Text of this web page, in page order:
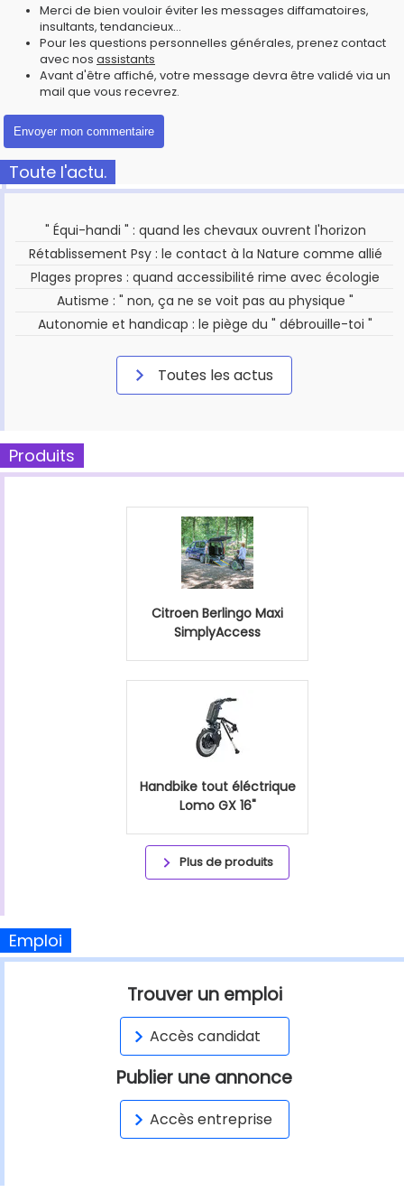
Merci de bien vouloir éviter les messages diffamatoires,
insultants, tendancieux...
Pour les questions personnelles générales, prenez contact
avec nos assistants
Avant d'être affiché, votre message devra être validé via un
mail que vous recevrez.
Toute l'actu.
" Équi-handi " : quand les chevaux ouvrent l'horizon
Rétablissement Psy : le contact à la Nature comme allié
Plages propres : quand accessibilité rime avec écologie
Autisme : " non, ça ne se voit pas au physique "
Autonomie et handicap : le piège du " débrouille-toi "
Toutes les actus
Produits
Citroen Berlingo Maxi
SimplyAccess
Handbike tout éléctrique
Lomo GX 16"
Plus de produits
Emploi
Trouver un emploi
Accès candidat
Publier une annonce
Accès entreprise